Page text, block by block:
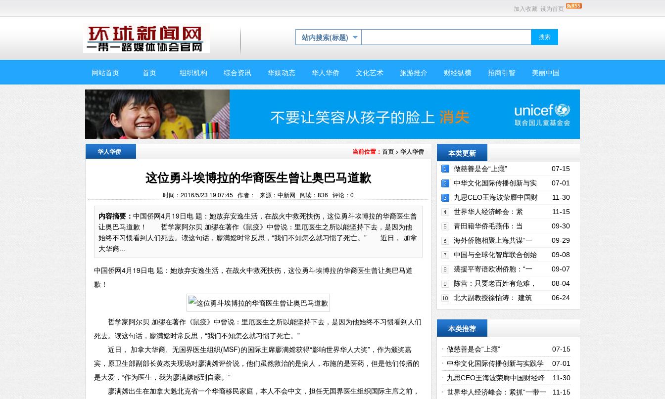
加入收藏 设为首页
站内搜索(标题)
网站首页 首页 组织机构 综合资讯 华媒动态 华人华侨 文化艺术 旅游推介 财经纵横 招商引智 美丽中国
华人华侨 当前位置： 首页 > 华人华侨
这位勇斗埃博拉的华裔医生曾让奥巴马道歉
时间：2016/5/23 19:07:45 作者： 来源：中新网 阅读： 836 评论： 0
内容摘要： 中国侨网4月19日电 题：她放弃安逸生活，在战火中救死扶伤，这位勇斗埃博拉的华裔医生曾
让奥巴马道歉！ 哲学家阿尔贝 加缪在著作《鼠疫》中曾说：里厄医生之所以能坚持下去，是因为他
始终不习惯看到人们死去。读这句话，廖满嫦时常反思，“我们不知怎么就习惯了死亡。” 近日， 加拿
大华裔...
中国侨网4月19日电 题：她放弃安逸生活，在战火中救死扶伤，这位勇斗埃博拉的华裔医生曾让奥巴马道
歉！
哲学家阿尔贝 加缪在著作《鼠疫》中曾说：里厄医生之所以能坚持下去，是因为他始终不习惯看到人们
死去。读这句话，廖满嫦时常反思，“我们不知怎么就习惯了死亡。”
近日， 加拿大华裔、无国界医生组织(MSF)的国际主席廖满嫦获得“影响世界华人大奖”，作为颁奖嘉
宾，原卫生部副部长黄杰夫现场对廖满嫦评价说，他们虽然救治的是病人，布施的是医药，但是他们传播的
是大爱，“作为医生，我为廖满嫦感到自豪。”
廖满嫦出生在加拿大魁北克省一个华裔移民家庭，本人不会中文，担任无国界医生组织国际主席之前，
本类更新
07-15
做慈善是会“上癮”
07-01
中华文化国际传播创新与实
践学术研讨会在德成功举行 11-30
九思CEO王海波荣膺中国财
经峰会“2017新经济年度人物” 11-15
世界华人经济峰会：紧
抓“一带一路”机遇 09-30
青田籍华侨毛燕伟：当
好“一带一路”上的“搬运工” 09-29
海外侨胞相聚上海共谋“一
带一路”“家门口”的商机 09-08
中国与全球化智库联合创始
人苗绿：“一带一路”倡议需要全球化人才
09-07
裘援平寄语欧洲侨胞：“一
带一路”建设 侨胞大有可为 08-04
陈营：只要老百姓有危难，
我都会挺身而出！ 06-24
北大副教授徐怡涛： 建筑
创作，应植根于自身文化
本类推荐
07-15
做慈善是会“上癮”
07-01
中华文化国际传播创新与实践学
术研讨会在德成功举行 11-30
九思CEO王海波荣膺中国财经峰
会“2017新经济年度人物” 11-15
世界华人经济峰会：紧抓“一带一